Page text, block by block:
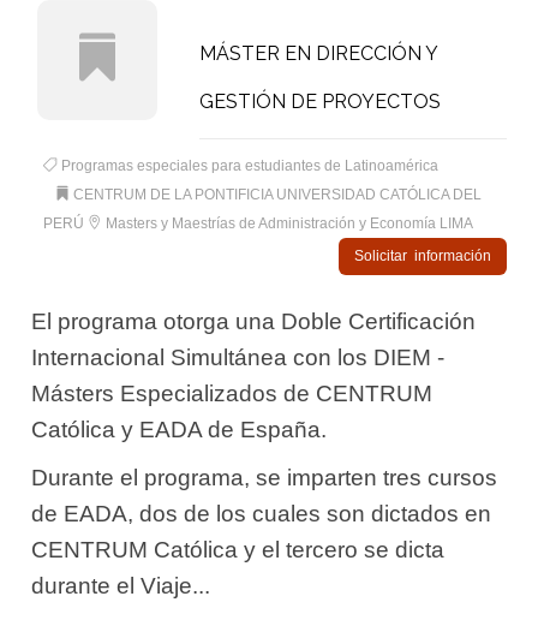
MÁSTER EN DIRECCIÓN Y
GESTIÓN DE PROYECTOS
Programas especiales para estudiantes de Latinoamérica
CENTRUM DE LA PONTIFICIA UNIVERSIDAD CATÓLICA DEL
PERÚ
Masters y Maestrías de Administración y Economía LIMA
Solicitar información
El programa otorga una Doble Certificación
Internacional Simultánea con los DIEM -
Másters Especializados de CENTRUM
Católica y EADA de España.
Durante el programa, se imparten tres cursos
de EADA, dos de los cuales son dictados en
CENTRUM Católica y el tercero se dicta
durante el Viaje...